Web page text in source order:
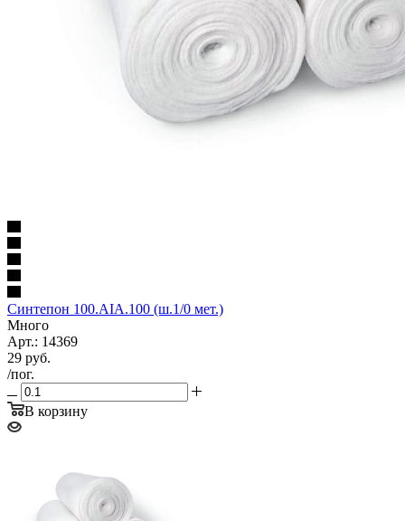
Синтепон 100.AIA.100 (ш.1/0 мет.)
Много
Арт.: 14369
29 руб.
/пог.
В корзину